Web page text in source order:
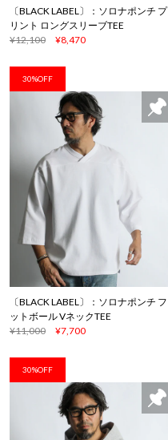
〔BLACK LABEL〕：ソロナポンチ プ
リント ロングスリーブTEE
¥12,100
¥8,470
30%OFF
〔BLACK LABEL〕：ソロナポンチ フ
ットボール VネックTEE
¥11,000
¥7,700
30%OFF